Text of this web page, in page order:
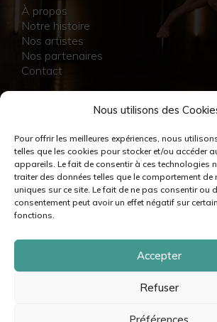
Nous utilisons des
Pour offrir les meilleures expériences, nous
telles que les cookies pour stocker et/ou accéder
appareils. Le fait de consentir à ces technologies
traiter des données telles que le comportement
uniques sur ce site. Le fait de ne pas consentir ou
consentement peut avoir un effet négatif sur
fonctions.
Accepter
Refuser
Préférences
À propos
Notre histoire
Nos artistes
Nos partenaires
Contact
NOS RÉALISATIONS
Immersion
Accompagnement artistique
Production créative
Danseuses et danseurs
Musiciennes et musiciens
Créatrices et créateurs